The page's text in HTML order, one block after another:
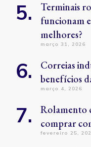
Terminais
funcionam
melhores?
março 31, 2026
Correias
benefícios
março 4, 2026
Rolamento
comprar
fevereiro 25,